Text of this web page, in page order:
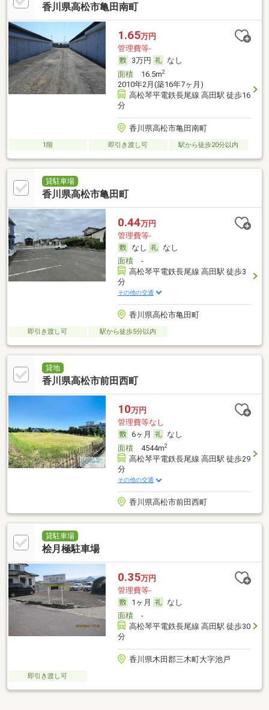
香川県高松市亀田南町
1.65万円
管理費等-
3万円
なし
面積16.5m2
2010年2月(築16年7ヶ月)
高松琴平電鉄長尾線 高田駅 徒歩16
分
香川県高松市亀田南町
1階 即引き渡し可 駅から徒歩20分以内
貸駐車場
香川県高松市亀田町
0.44万円
管理費等-
なし
なし
面積-
高松琴平電鉄長尾線 高田駅 徒歩3
分
その他の交通
香川県高松市亀田町
即引き渡し可 駅から徒歩5分以内
貸地
香川県高松市前田西町
10万円
管理費等なし
6ヶ月
なし
面積4544m2
高松琴平電鉄長尾線 高田駅 徒歩29
分
その他の交通
香川県高松市前田西町
貸駐車場
桧月極駐車場
0.35万円
管理費等-
1ヶ月
なし
面積-
高松琴平電鉄長尾線 高田駅 徒歩30
分
香川県木田郡三木町大字池戸
即引き渡し可